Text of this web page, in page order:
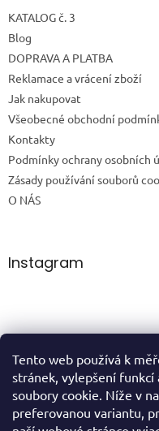
Tento web používá k
stránek, vylepšení
soubory cookie. Níže v
preferovanou variantu,
KATALOG č. 3
Blog
DOPRAVA A PLATBA
Reklamace a vrácení zboží
Jak nakupovat
Všeobecné obchodní
Kontakty
Podmínky ochrany osobních
Zásady používání souborů
O NÁS
Instagram
Sledovat na